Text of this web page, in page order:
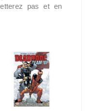
pas et en